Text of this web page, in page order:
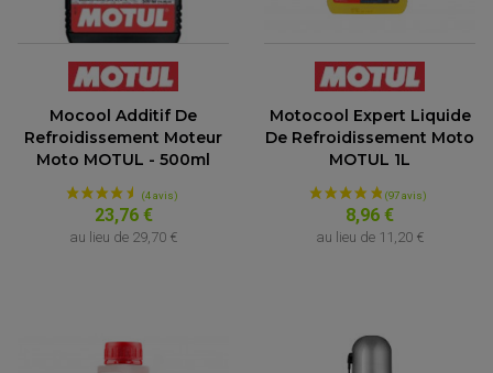
(71 avis)
Mocool Additif De
Refroidissement Moteur
Moto MOTUL - 500ml
23,76 €
au lieu de 29,70 €
Motocool Expert Liquide
De Refroidissement Moto
MOTUL 1L
8,96 €
au lieu de 11,20 €